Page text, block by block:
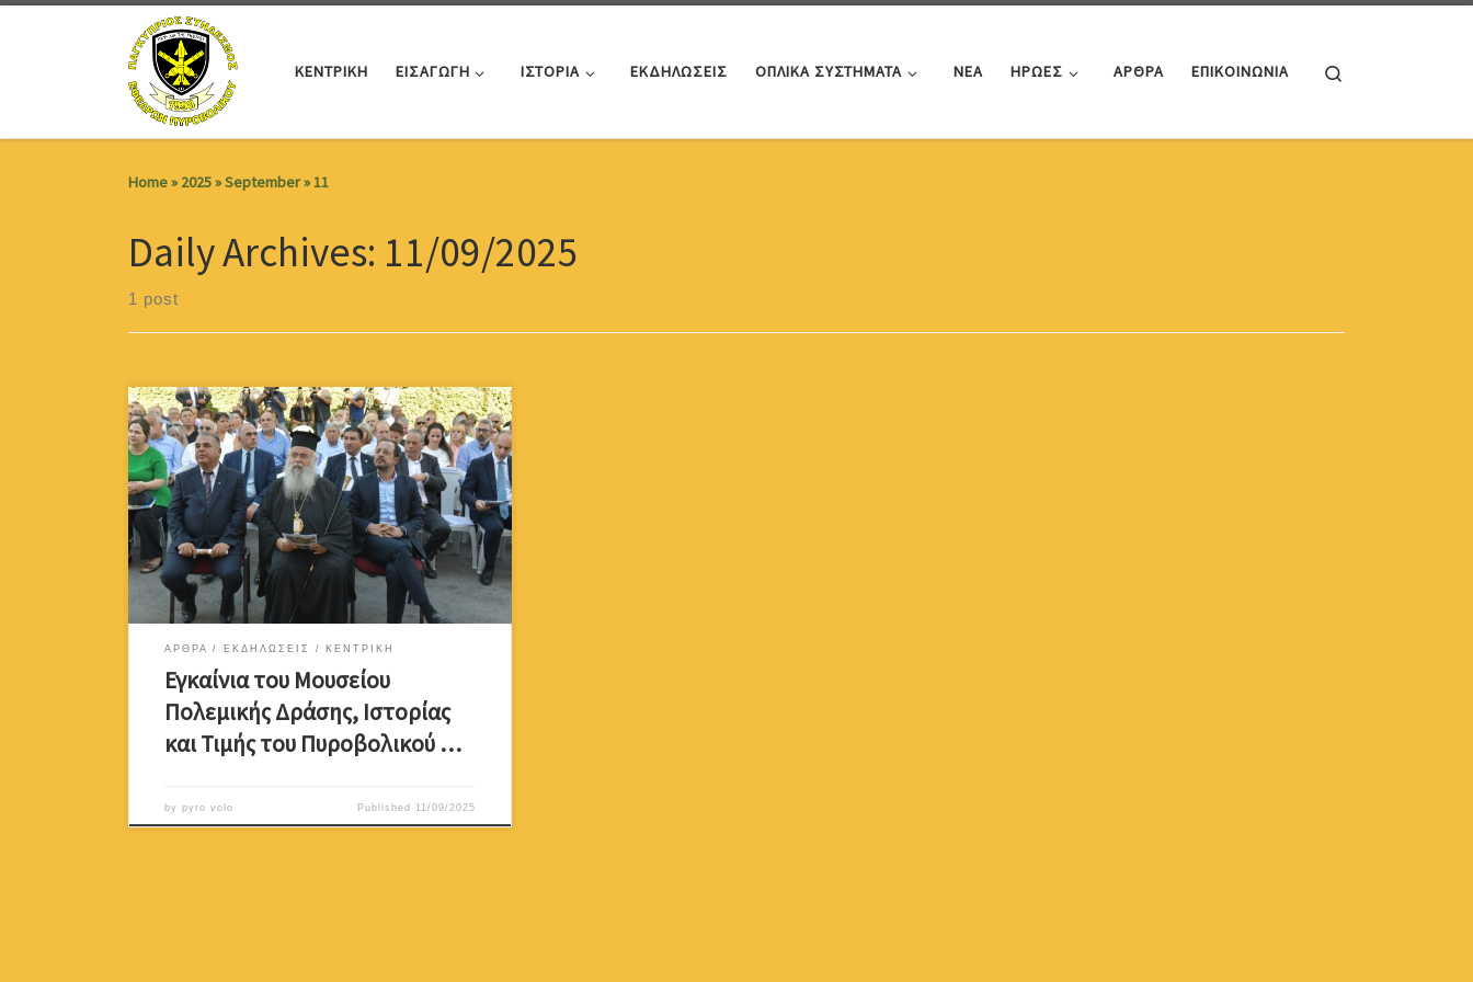
ΚΕΝΤΡΙΚΗ ΕΙΣΑΓΩΓΗ ΙΣΤΟΡΙΑ ΕΚΔΗΛΩΣΕΙΣ ΟΠΛΙΚΑ ΣΥΣΤΗΜΑΤΑ ΝΕΑ ΗΡΩΕΣ ΑΡΘΡΑ ΕΠΙΚΟΙΝΩΝΙΑ
Home» 2025»September»11
Daily Archives: 11/09/2025
1 post
Με ιδιαίτερη λαμπρότητα και συγκίνηση
πραγματοποιήθηκαν τα εγκαίνια του Μουσείου
Πολεμικής Δράσης, Ιστορίας και Τιμής του
Πυροβολικού, του Παγκύπριου Συνδέσμου Εφέδρων
Πυροβολικού την Τετάρτη 10 Σεπτεμβρίου 2025. Το
μουσείο φιλοξενεί κειμήλια, προσωπικά αντικείμενα και
ιστορικά τεκμήρια που καταγράφουν τη δράση του
Πυροβολικού και τις θυσίες των πυροβολητών της
Εθνικής Φρουράς […]
ΑΡΘΡΑ ΕΚΔΗΛΩΣΕΙΣ ΚΕΝΤΡΙΚΗ
Εγκαίνια του Μουσείου
Πολεμικής Δράσης, Ιστορίας
και Τιμής του Πυροβολικού …
bypyro volo Published 11/09/2025